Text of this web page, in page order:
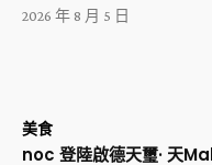
2026 年 8 月 5 日
美食
noc 登陸啟德天璽· 天